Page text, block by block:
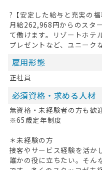
?【安定した給与と充実の福
月給262,968円からのスタ
て働けます。リゾートホテ
プレゼントなど、ユニーク
雇用形態
正社員
必須資格・求める人材
無資格・未経験者の方も歓
※65歳定年制度
＊未経験の方
接客やサービス経験を活か
誰かの役に立ちたい。そん